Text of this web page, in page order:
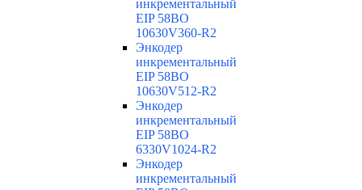
инкрементальный
EIP 58BO
10630V360-R2
Энкодер
инкрементальный
EIP 58BO
10630V512-R2
Энкодер
инкрементальный
EIP 58BO
6330V1024-R2
Энкодер
инкрементальный